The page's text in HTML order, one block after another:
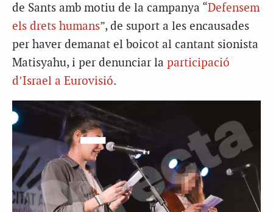
de Sants amb motiu de la campanya “Defensem
els drets humans”, de suport a les encausades
per haver demanat el boicot al cantant sionista
Matisyahu, i per denunciar la participació
d’Israel a Eurovisió.